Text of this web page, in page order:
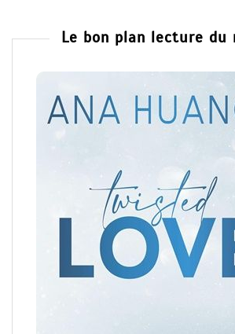
Le bon plan lecture du